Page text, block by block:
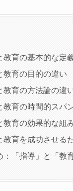
教育の基本的な定
教育の目的の違い
教育の方法論の違
教育の時間的スパ
教育の効果的な組
教育を成功させる
：「指導」と「教